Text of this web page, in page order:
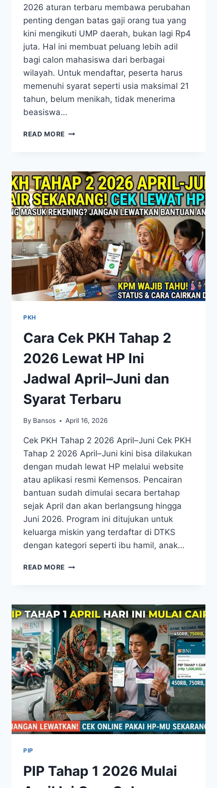
2026 aturan terbaru membawa perubahan
penting dengan batas gaji orang tua yang
kini mengikuti UMP daerah, bukan lagi Rp4
juta. Hal ini membuat peluang lebih adil
bagi calon mahasiswa dari berbagai
wilayah. Untuk mendaftar, peserta harus
memenuhi syarat seperti usia maksimal 21
tahun, belum menikah, tidak menerima
beasiswa…
READ MORE KIP
TERBARU
BATAS
GAJI
ORANG
TUA
SESUAI
UMP
DAERAH
PKH
Cara Cek PKH Tahap 2
2026 Lewat HP Ini
Jadwal April–Juni dan
Syarat Terbaru
By Bansos April 16, 2026
Cek PKH Tahap 2 2026 April–Juni Cek PKH
Tahap 2 2026 April–Juni kini bisa dilakukan
dengan mudah lewat HP melalui website
atau aplikasi resmi Kemensos. Pencairan
bantuan sudah dimulai secara bertahap
sejak April dan akan berlangsung hingga
Juni 2026. Program ini ditujukan untuk
keluarga miskin yang terdaftar di DTKS
dengan kategori seperti ibu hamil, anak…
READ MORE CARA
2
2026
LEWAT
HP
INI
JADWAL
APRIL–
JUNI
DAN
SYARAT
TERBARU
PIP
PIP Tahap 1 2026 Mulai